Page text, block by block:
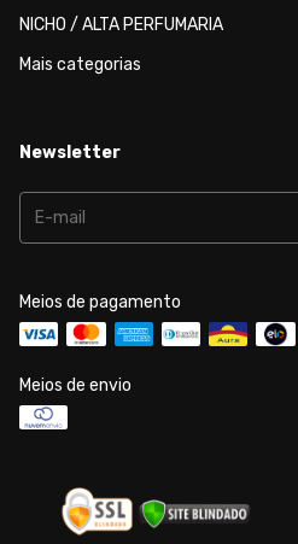
NICHO / ALTA PERFUMARIA
Mais categorias
Newsletter
Meios de pagamento
Meios de envio